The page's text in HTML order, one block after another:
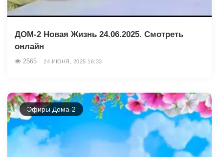
ДОМ-2 Новая Жизнь 24.06.2025. Смотреть
онлайн
2565 24 ИЮНЯ, 2025 16:33
Эфиры Дома-2